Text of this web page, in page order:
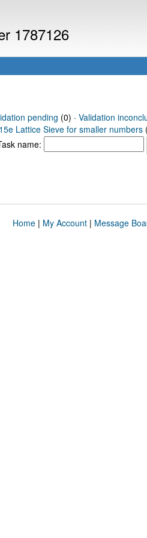
1787126
pending (0) · Validation
15e Lattice Sieve for smaller numbers
name:
Home| My Account| Message